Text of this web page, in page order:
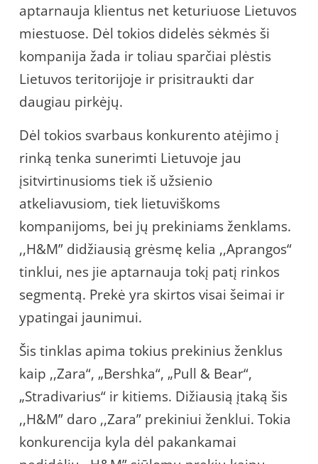
aptarnauja klientus net keturiuose Lietuvos
miestuose. Dėl tokios didelės sėkmės ši
kompanija žada ir toliau sparčiai plėstis
Lietuvos teritorijoje ir prisitraukti dar
daugiau pirkėjų.
Dėl tokios svarbaus konkurento atėjimo į
rinką tenka sunerimti Lietuvoje jau
įsitvirtinusioms tiek iš užsienio
atkeliavusiom, tiek lietuviškoms
kompanijoms, bei jų prekiniams ženklams.
,,H&M” didžiausią grėsmę kelia ,,Aprangos“
tinklui, nes jie aptarnauja tokį patį rinkos
segmentą. Prekė yra skirtos visai šeimai ir
ypatingai jaunimui.
Šis tinklas apima tokius prekinius ženklus
kaip ,,Zara“, „Bershka“, „Pull & Bear“,
„Stradivarius“ ir kitiems. Dižiausią įtaką šis
,,H&M” daro ,,Zara” prekiniui ženklui. Tokia
konkurencija kyla dėl pakankamai